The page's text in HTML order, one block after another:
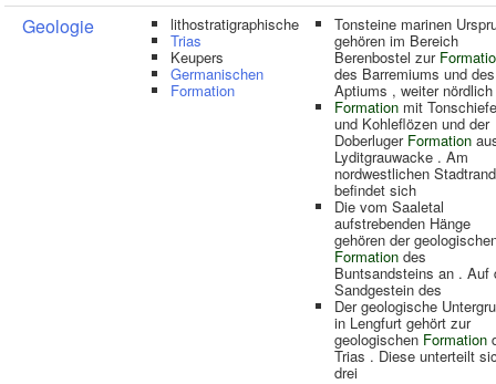
Geologie lithostratigraphische
Trias
Keupers
Germanischen
Formation
Tonsteine marinen
gehören im Bereich
Berenbostel zur
des Barremiums und des
Aptiums , weiter nördlich
Formation mit
und Kohleflözen und der
Doberluger Formation
Lyditgrauwacke . Am
nordwestlichen Stadtrand
befindet sich
Die vom Saaletal
aufstrebenden Hänge
gehören der
Formation des
Buntsandsteins an . Auf
Sandgestein des
Der geologische
in Lengfurt gehört zur
geologischen Formation
Trias . Diese unterteilt
drei